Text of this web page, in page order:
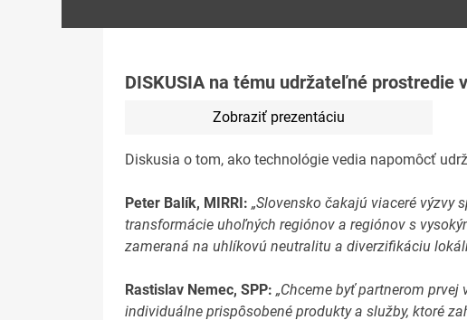
DISKUSIA na tému udržateľné prostredie
Zobraziť prezentáciu
Diskusia o tom, ako technológie vedia napomôcť
Peter Balík, MIRRI: „Slovensko čakajú viaceré výzvy
transformácie uhoľných regiónov a regiónov s
zameraná na uhlíkovú neutralitu a diverzifikáciu
Rastislav Nemec, SPP: „Chceme byť partnerom
individuálne prispôsobené produkty a služby, ktoré